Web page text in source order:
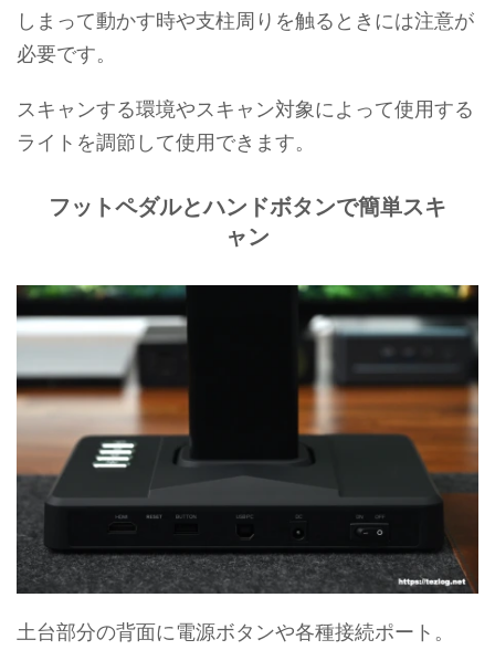
しまって動かす時や支柱周りを触るときには注意が
必要です。
スキャンする環境やスキャン対象によって使用する
ライトを調節して使用できます。
フットペダルとハンドボタンで簡単スキ
ャン
土台部分の背面に電源ボタンや各種接続ポート。